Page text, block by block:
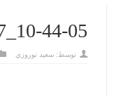
44-05
توسط: سعيد نوروزي